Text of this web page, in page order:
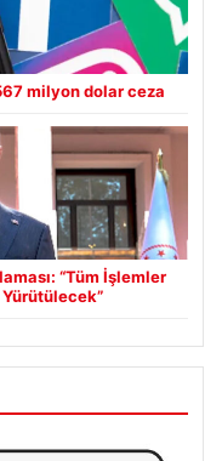
milyon dolar ceza
“Tüm İşlemler